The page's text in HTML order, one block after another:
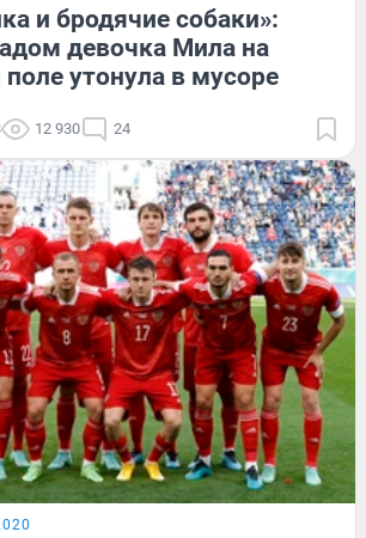
и бродячие собаки»:
девочка Мила на
утонула в мусоре
12 930 24